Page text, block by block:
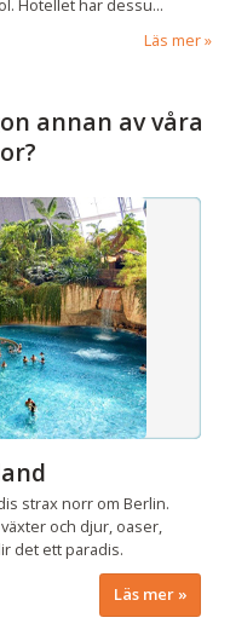
Hotellet har dessu...
Läs mer
annan av våra
strax norr om Berlin.
och djur, oaser,
det ett paradis.
Läs mer